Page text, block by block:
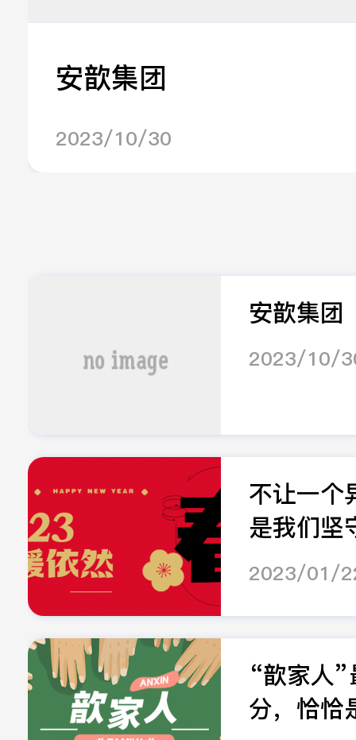
安歆集团
2023/10/30
安歆集团
2023/10/
不让一个
是我们坚
2023/01/
“歆家人
分，恰恰